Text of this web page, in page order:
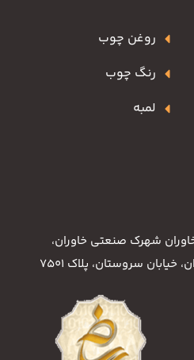
روغن چوب
رنگ چوب
لمبه
۱۵ جاده خاوران شهرک صنعتی خاوران،
سروستان، پلاک ۷۵۰۱